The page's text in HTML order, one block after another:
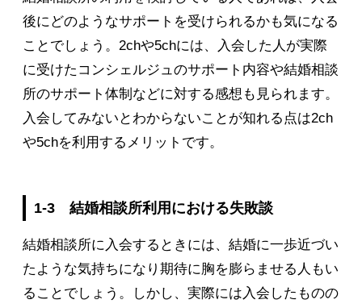
後にどのようなサポートを受けられるかも気になる
ことでしょう。2chや5chには、入会した人が実際
に受けたコンシェルジュのサポート内容や結婚相談
所のサポート体制などに対する感想も見られます。
入会してみないとわからないことが知れる点は2ch
や5chを利用するメリットです。
1-3 結婚相談所利用における失敗談
結婚相談所に入会するときには、結婚に一歩近づい
たような気持ちになり期待に胸を膨らませる人もい
ることでしょう。しかし、実際には入会したものの